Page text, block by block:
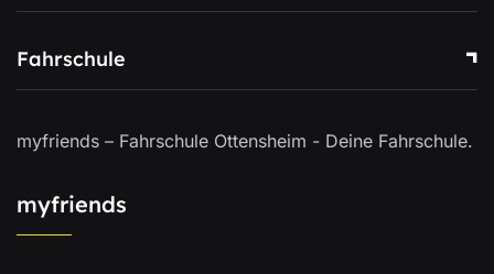
Fahrschule
myfriends – Fahrschule Ottensheim - Deine Fahrschule.
myfriends